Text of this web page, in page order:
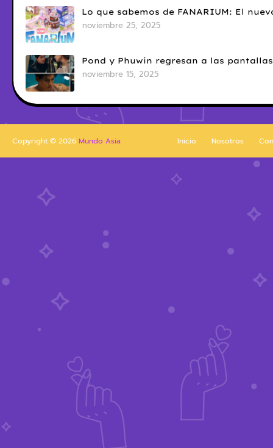
Lo que sabemos de FANARIUM: El
noviembre 25, 2025
Pond y Phuwin regresan a las
noviembre 15, 2025
Inicio Nosotros
Copyright © 2026 Mundo Asia